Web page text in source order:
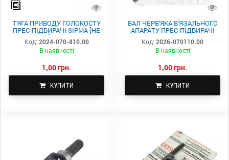
ТЯГА ПРИВОДУ ГОЛОКОСТУ
ПРЕС-ПІДБИРАЧІ SIPMA [НЕ
КОМПЛЕКТ] 2024-070-810.00
Код: 2024-070-810.00
В наявності
1,00 грн.
КУПИТИ
ВАЛ ЧЕРВ'ЯКА В'ЯЗАЛЬНОГО
АПАРАТУ ПРЕС-ПІДБИРАЧІ
SIPMA 2026-070-110.00
Код: 2026-070110.00
В наявності
1,00 грн.
КУПИТИ